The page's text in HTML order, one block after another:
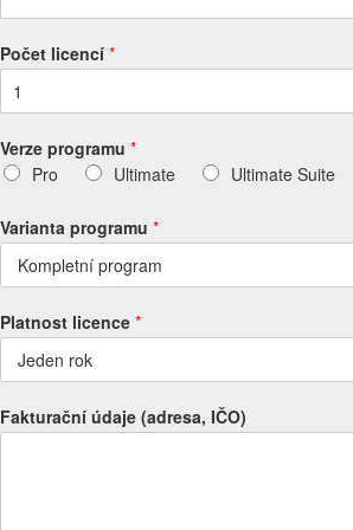
Počet licencí *
Verze programu *
Pro
Ultimate Ultimate Suite
Varianta programu *
Platnost licence *
Fakturační údaje (adresa, IČO)